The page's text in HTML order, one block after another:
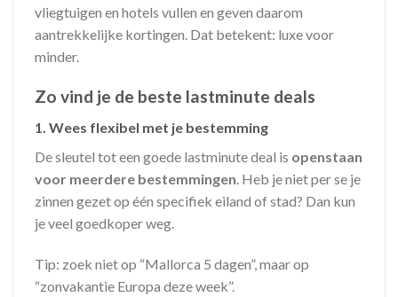
vliegtuigen en hotels vullen en geven daarom
aantrekkelijke kortingen. Dat betekent: luxe voor
minder.
Zo vind je de beste lastminute deals
1. Wees flexibel met je bestemming
De sleutel tot een goede lastminute deal is openstaan
voor meerdere bestemmingen. Heb je niet per se je
zinnen gezet op één specifiek eiland of stad? Dan kun
je veel goedkoper weg.
Tip: zoek niet op “Mallorca 5 dagen”, maar op
“zonvakantie Europa deze week”.